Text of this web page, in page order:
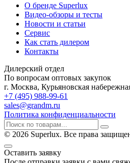
О бренде Superlux
Видео-обзоры и тесты
Новости и статьи
Сервис
Как стать дилером
Контакты
Дилерский отдел
По вопросам оптовых закупок
г. Москва, Курьяновская
+7 (495) 988-99-61
sales@grandm.ru
Политика конфиденциальности
© 2026 Superlux. Все права
Оставить заявку